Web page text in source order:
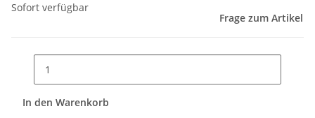
Sofort verfügbar
Frage zum Artikel
In den Warenkorb